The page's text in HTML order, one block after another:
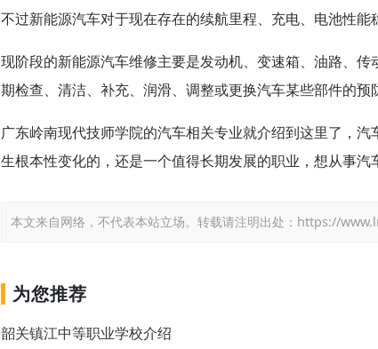
不过新能源汽车对于现在存在的续航里程、充电、电池性
现阶段的新能源汽车维修主要是发动机、变速箱、油路、
期检查、清洁、补充、润滑、调整或更换汽车某些部件的预
广东岭南现代技师学院的汽车相关专业就介绍到这里了，
生根本性变化的，还是一个值得长期发展的职业，想从事汽
本文来自网络，不代表本站立场。转载请注明出处：https://
为您推荐
韶关镇江中等职业学校介绍